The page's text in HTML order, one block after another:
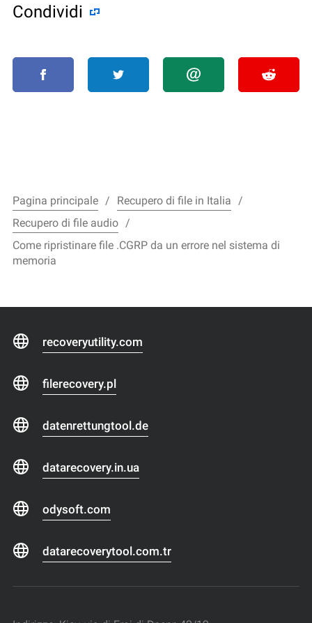
Condividi
Pagina principale
Recupero di file in Italia
Recupero di file audio
Come ripristinare file .CGRP da un errore nel sistema di
memoria
recoveryutility.com
filerecovery.pl
datenrettungtool.de
datarecovery.in.ua
odysoft.com
datarecoverytool.com.tr